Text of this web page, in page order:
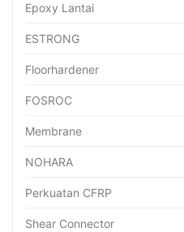
Epoxy Lantai
ESTRONG
Floorhardener
FOSROC
Membrane
NOHARA
Perkuatan CFRP
Shear Connector